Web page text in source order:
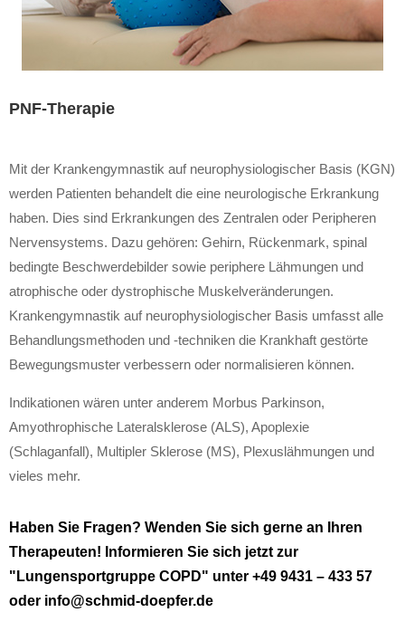
PNF-Therapie
Mit der Krankengymnastik auf neurophysiologischer Basis (KGN)
werden Patienten behandelt die eine neurologische Erkrankung
haben. Dies sind Erkrankungen des Zentralen oder Peripheren
Nervensystems. Dazu gehören: Gehirn, Rückenmark, spinal
bedingte Beschwerdebilder sowie periphere Lähmungen und
atrophische oder dystrophische Muskelveränderungen.
Krankengymnastik auf neurophysiologischer Basis umfasst alle
Behandlungsmethoden und -techniken die Krankhaft gestörte
Bewegungsmuster verbessern oder normalisieren können.
Indikationen wären unter anderem Morbus Parkinson,
Amyothrophische Lateralsklerose (ALS), Apoplexie
(Schlaganfall), Multipler Sklerose (MS), Plexuslähmungen und
vieles mehr.
Haben Sie Fragen? Wenden Sie sich gerne an Ihren
Therapeuten! Informieren Sie sich jetzt zur
"Lungensportgruppe COPD" unter +49 9431 – 433 57
oder info@schmid-doepfer.de